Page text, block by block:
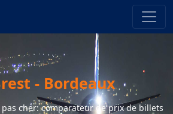
- Bordeaux
pas cher: comparateur de prix de billets